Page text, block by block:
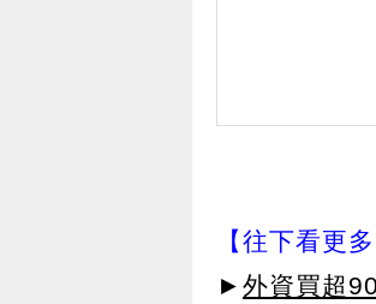
【往下看更多
► 外資買超